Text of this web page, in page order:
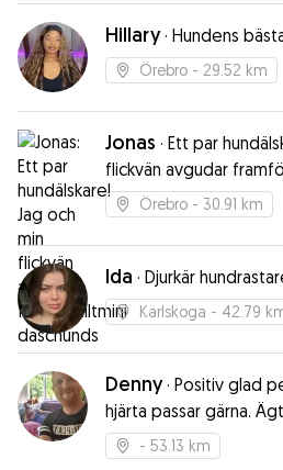
Hillary· Hundens
Örebro - 29.52 km
Jonas · Ett par
flickvän avgudar
Örebro - 30.91 km
Ida · Djurkär
Karlskoga - 42.79
Denny· Positiv glad
hjärta passar gärna.
- 53.13 km